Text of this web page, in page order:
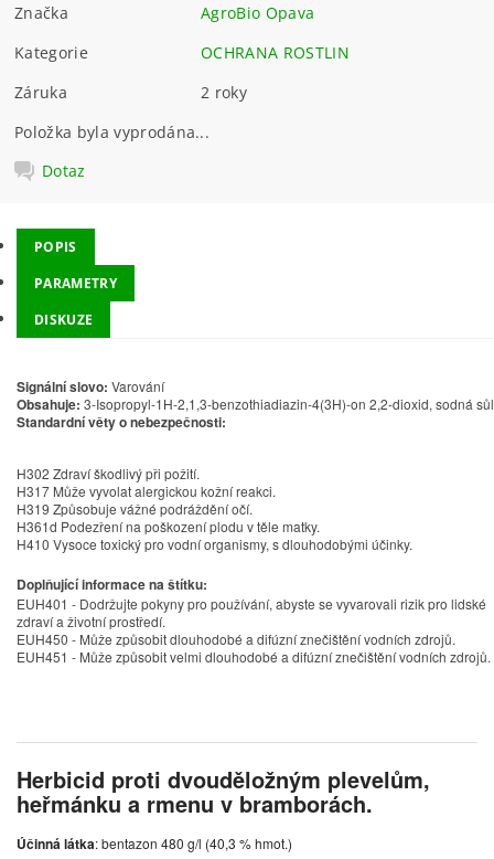
Značka
AgroBio Opava
Kategorie
OCHRANA ROSTLIN
Záruka
2 roky
Položka byla vyprodána...
Dotaz
POPIS
PARAMETRY
DISKUZE
Signální slovo: Varování
Obsahuje: 3-Isopropyl-1H-2,1,3-benzothiadiazin-4(3H)-on 2,2-dioxid, sodná sůl
Standardní věty o nebezpečnosti:
H302 Zdraví škodlivý při požití.
H317 Může vyvolat alergickou kožní reakci.
H319 Způsobuje vážné podráždění očí.
H361d Podezření na poškození plodu v těle matky.
H410 Vysoce toxický pro vodní organismy, s dlouhodobými účinky.
Doplňující informace na štítku:
EUH401 - Dodržujte pokyny pro používání, abyste se vyvarovali rizik pro lidské
zdraví a životní prostředí.
EUH450 - Může způsobit dlouhodobé a difúzní znečištění vodních zdrojů.
EUH451 - Může způsobit velmi dlouhodobé a difúzní znečištění vodních zdrojů.
Herbicid proti dvouděložným plevelům,
heřmánku a rmenu v bramborách.
Účinná látka: bentazon 480 g/l (40,3 % hmot.)